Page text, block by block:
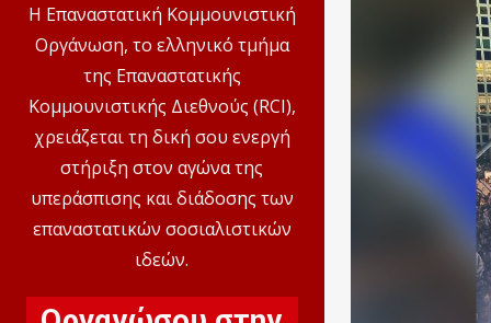
Η Επαναστατική Κομμουνιστική
Οργάνωση, το ελληνικό τμήμα
της Επαναστατικής
Κομμουνιστικής Διεθνούς (RCI),
χρειάζεται τη δική σου ενεργή
στήριξη στον αγώνα της
υπεράσπισης και διάδοσης των
επαναστατικών σοσιαλιστικών
ιδεών.